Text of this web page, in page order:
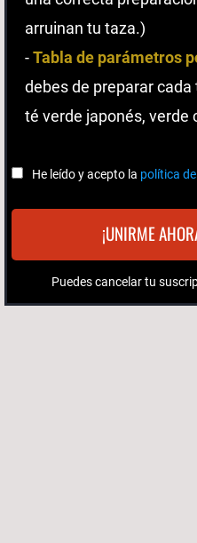
arruinan tu taza.)
-Tabla de parámetros
debes de preparar
té verde japonés, verde
He leído y acepto la política
¡UNIRME
Puedes cancelar tu